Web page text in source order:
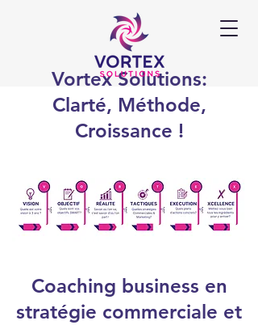
Vortex Solutions:
Clarté, Méthode,
Croissance !
Coaching business en
stratégie commerciale et